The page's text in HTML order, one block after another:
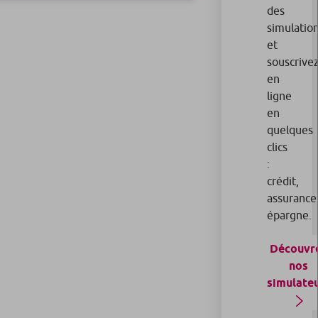
des
et
en
ligne
en
quelques
clics
:
crédit,
épargne.
nos